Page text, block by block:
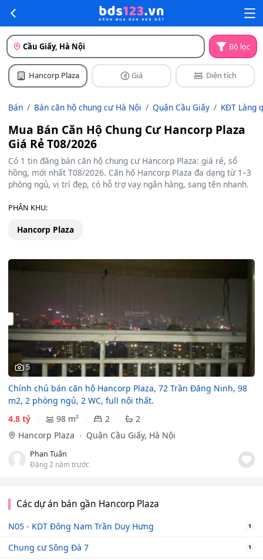
Cầu Giấy, Hà Nội Bộ lọc
Hancorp Plaza Giá Diện tích
Bán Bán căn hộ chung cư Hà Nội Quận Cầu Giấy KĐT Làng
Mua Bán Căn Hộ Chung Cư Hancorp Plaza
Giá Rẻ T08/2026
Có 1 tin đăng bán căn hộ chung cư Hancorp Plaza: giá rẻ, sổ
hồng, mới nhất T08/2026. Căn hộ Hancorp Plaza đa dạng từ 1–3
phòng ngủ, vị trí đẹp, có hỗ trợ vay ngân hàng, sang tên nhanh.
PHÂN KHU:
Hancorp Plaza
5
Chính chủ bán căn hộ Hancorp Plaza, 72 Trần Đăng Ninh, 98
m2, 2 phòng ngủ, 2 WC, full nội thất.
4.8 tỷ
98 m² 2
2
Hancorp Plaza
Quận Cầu Giấy, Hà Nội
Phan Tuấn
Đăng 2 năm trước
Các dự án bán gần Hancorp Plaza
N05 - KDT Đông Nam Trần Duy Hưng 1
Chung cư Sông Đà 7 1